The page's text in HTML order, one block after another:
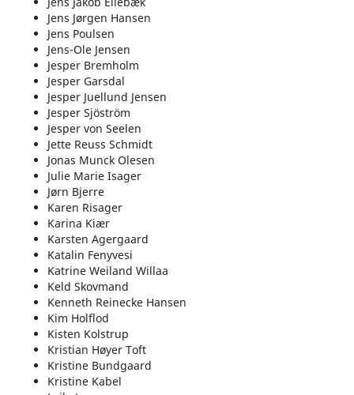
Jens Jørgen Hansen
Jens Poulsen
Jens-Ole Jensen
Jesper Bremholm
Jesper Garsdal
Jesper Juellund Jensen
Jesper Sjöström
Jesper von Seelen
Jette Reuss Schmidt
Jonas Munck Olesen
Julie Marie Isager
Jørn Bjerre
Karen Risager
Karina Kiær
Karsten Agergaard
Katalin Fenyvesi
Katrine Weiland Willaa
Keld Skovmand
Kenneth Reinecke Hansen
Kim Holflod
Kisten Kolstrup
Kristian Høyer Toft
Kristine Bundgaard
Kristine Kabel